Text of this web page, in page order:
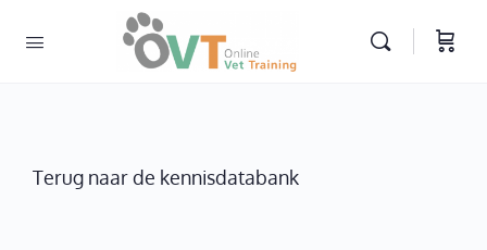
Terug naar de kennisdatabank